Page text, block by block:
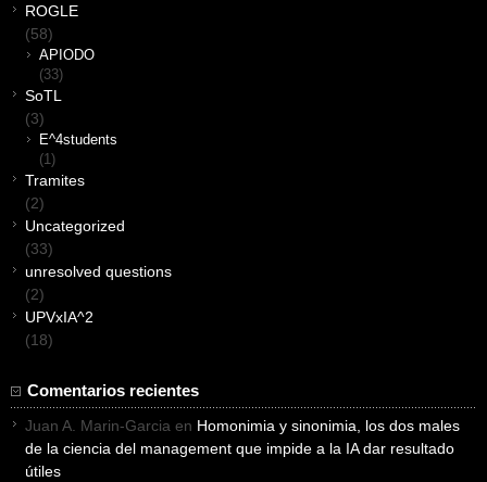
ROGLE
(58)
APIODO
(33)
SoTL
(3)
E^4students
(1)
Tramites
(2)
Uncategorized
(33)
unresolved questions
(2)
UPVxIA^2
(18)
Comentarios recientes
Juan A. Marin-Garcia en Homonimia y sinonimia, los dos males
de la ciencia del management que impide a la IA dar resultado
útiles